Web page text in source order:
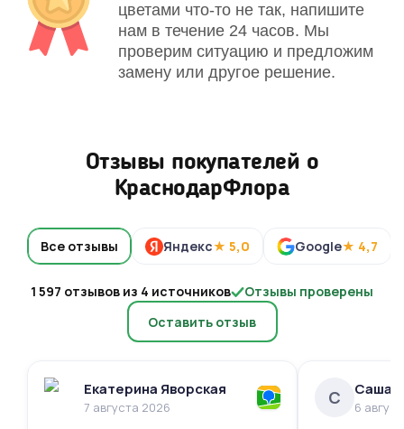
цветами что-то не так, напишите
нам в течение 24 часов. Мы
проверим ситуацию и предложим
замену или другое решение.
Отзывы покупателей о
КраснодарФлора
Все отзывы Яндекс★ 5,0 Google★ 4,7
1 597 отзывов из 4 источников
Отзывы проверены
Оставить отзыв
Екатерина Яворская
7 августа 2026 С Саша
6